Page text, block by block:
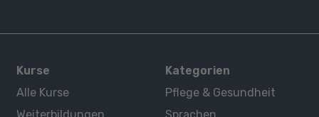
Kurse
Alle Kurse
Kategorien
Pflege & Gesundheit